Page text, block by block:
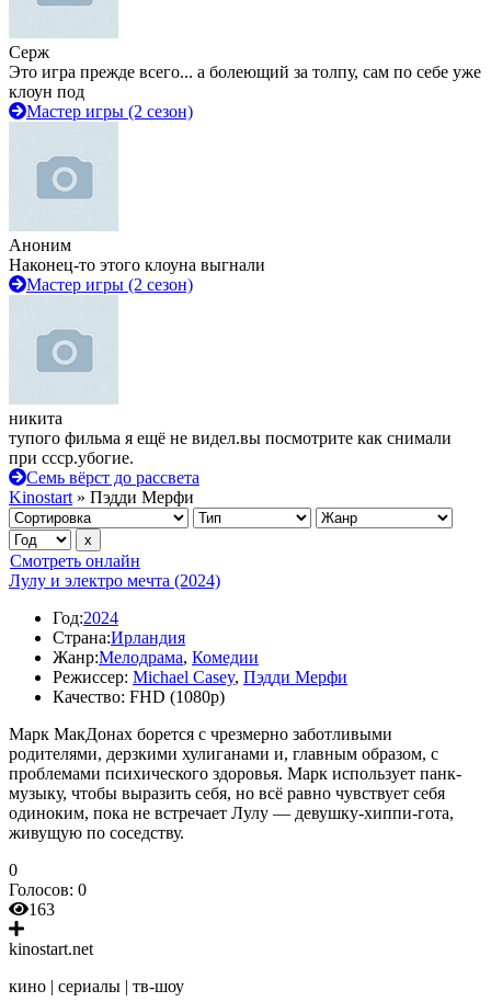
Серж
Это игра прежде всего... а болеющий за толпу, сам по себе уже
клоун под
Мастер игры (2 сезон)
Аноним
Наконец-то этого клоуна выгнали
Мастер игры (2 сезон)
никита
тупого фильма я ещё не видел.вы посмотрите как снимали
при ссср.убогие.
Семь вёрст до рассвета
Kinostart » Пэдди Мерфи
Смотреть онлайн
Лулу и электро мечта (2024)
Год:2024
Страна:Ирландия
Жанр:Мелодрама, Комедии
Режиссер: Michael Casey, Пэдди Мерфи
Качество: FHD (1080p)
Марк МакДонах борется с чрезмерно заботливыми
родителями, дерзкими хулиганами и, главным образом, с
проблемами психического здоровья. Марк использует панк-
музыку, чтобы выразить себя, но всё равно чувствует себя
одиноким, пока не встречает Лулу — девушку-хиппи-гота,
живущую по соседству.
0
Голосов: 0
163
kinostart.net
кино | сериалы | тв-шоу